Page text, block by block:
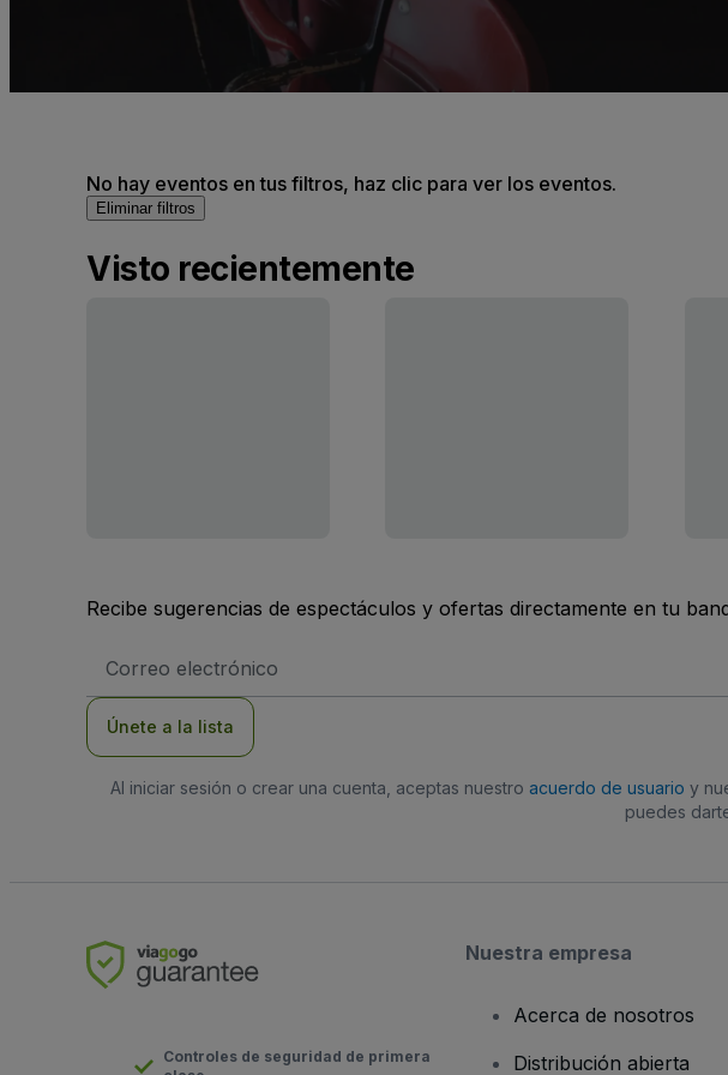
No hay eventos en tus filtros, haz clic para ver los eventos.
Eliminar filtros
Visto recientemente
Recibe sugerencias de espectáculos y ofertas directamente en tu
de
Únete a la lista
Al iniciar sesión o crear una cuenta, aceptas nuestro acuerdo de usuario y
puedes
Controles de seguridad de primera
Nuestra empresa
Acerca de nosotros
Distribución abierta